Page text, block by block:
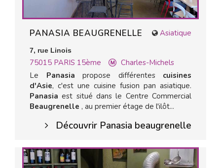
Asiatique
PANASIA BEAUGRENELLE
7, rue Linois
75015 PARIS 15ème
Charles-Michels
Le Panasia propose différentes cuisines
d'Asie, c'est une cuisine fusion pan asiatique.
Panasiaest situé dans le Centre Commercial
Beaugrenelle , au premier étage de l'ilôt...
Découvrir Panasia beaugrenelle